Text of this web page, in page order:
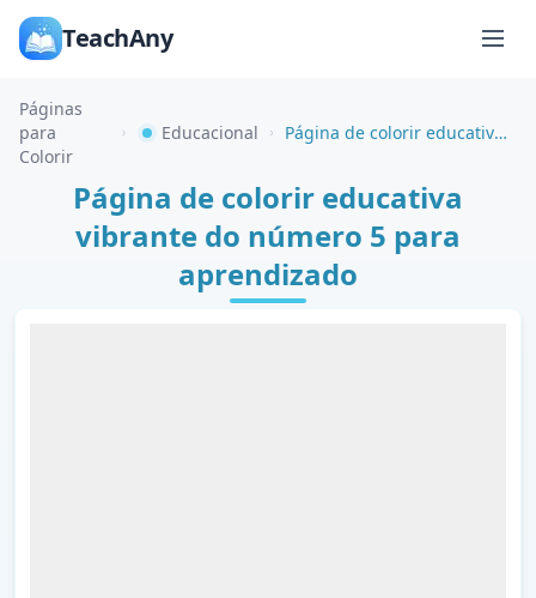
TeachAny
Páginas
para
Colorir
Educacional Página de colorir educativa vibrante do número 5 para aprendizado
Página de colorir educativa
vibrante do número 5 para
aprendizado